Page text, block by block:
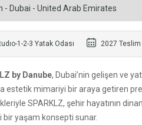
- Dubai - United Arab Emirates
1-2-3 Yatak Odası 2027 Teslim
by Danube, Dubai’nin gelişen ve
estetik mimariyi bir araya getiren
SPARKLZ, şehir hayatının
bir yaşam konsepti sunar.